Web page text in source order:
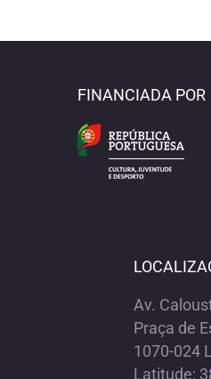
FINANCIADA POR
Av.
Praça de
1070-024
Latitude: